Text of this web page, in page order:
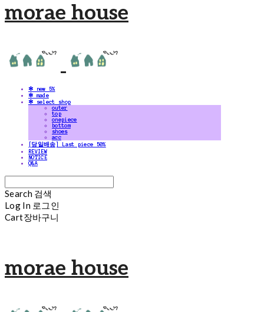
morae house
✻ new 5%
✻ made
✻ select shop
outer
top
onepiece
bottom
shoes
acc
[당일배송] Last piece 50%
REVIEW
NOTICE
Q&A
Search 검색
Log In 로그인
Cart장바구니
morae house